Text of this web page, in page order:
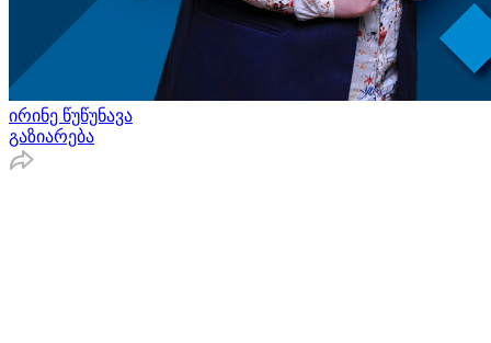
ირინე წუწუნავა
გაზიარება